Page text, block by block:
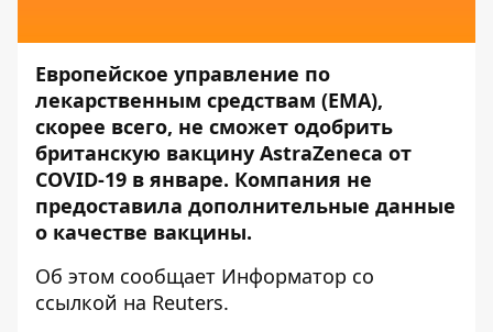
Европейское управление по
лекарственным средствам (EMA),
скорее всего, не сможет одобрить
британскую вакцину AstraZeneca от
COVID-19 в январе. Компания не
предоставила дополнительные данные
о качестве вакцины.
Об этом сообщает Информатор со
ссылкой на Reuters.